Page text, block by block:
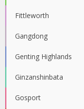
Fittleworth
Gangdong
Genting Highlands
Ginzanshinbata
Gosport